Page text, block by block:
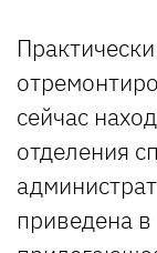
сейчас
отделения
приведена